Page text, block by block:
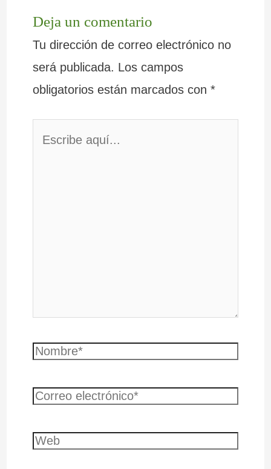
Deja un comentario
Tu dirección de correo electrónico no
será publicada. Los campos
obligatorios están marcados con *